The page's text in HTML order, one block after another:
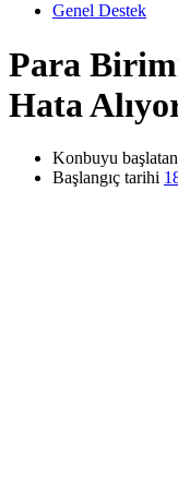
Genel Destek
Para
Hata
Konbuyu başlatan
Başlangıç tarihi